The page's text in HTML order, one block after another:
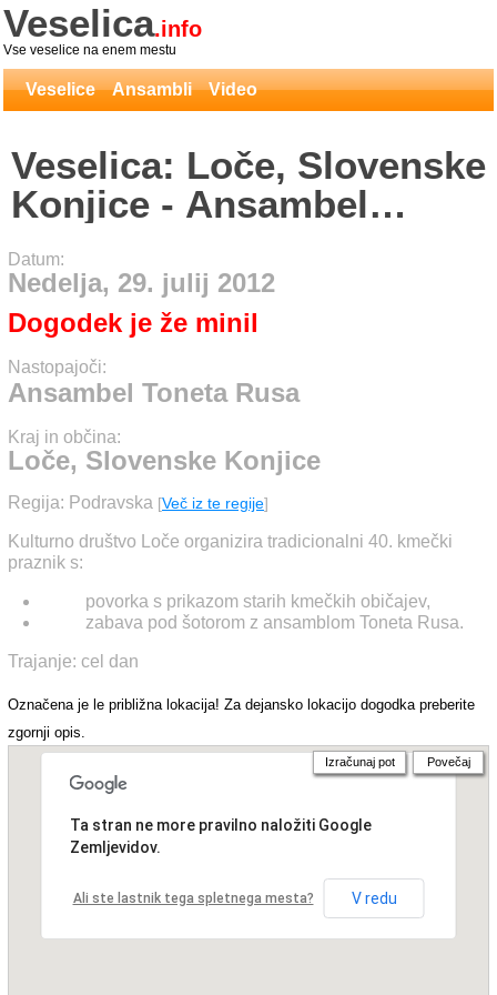
Veselica.info
Vse veselice na enem mestu
Veselice Ansambli Video
Veselica: Loče, Slovenske
Konjice - Ansambel
Toneta Rusa
Datum:
Nedelja, 29. julij 2012
Dogodek je že minil
Nastopajoči:
Ansambel Toneta Rusa
Kraj in občina:
Loče, Slovenske Konjice
Regija: Podravska [Več iz te regije]
Kulturno društvo Loče organizira tradicionalni 40. kmečki
praznik s:
povorka s prikazom starih kmečkih običajev,
zabava pod šotorom z ansamblom Toneta Rusa.
Trajanje: cel dan
Označena je le približna lokacija! Za dejansko lokacijo dogodka preberite
zgornji opis.
Ta stran ne more pravilno naložiti Google
Zemljevidov.
Ali ste lastnik tega spletnega mesta? V redu
Izračunaj pot Povečaj